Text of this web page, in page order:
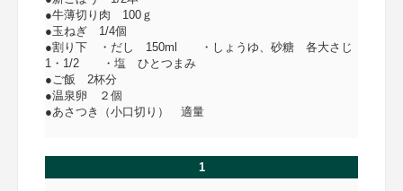
●牛薄切り肉 100ｇ
●玉ねぎ 1/4個
●割り下 ・だし 150ml ・しょうゆ、砂糖 各大さじ
1・1/2 ・塩 ひとつまみ
●ご飯 2杯分
●温泉卵 ２個
●あさつき（小口切り） 適量
1